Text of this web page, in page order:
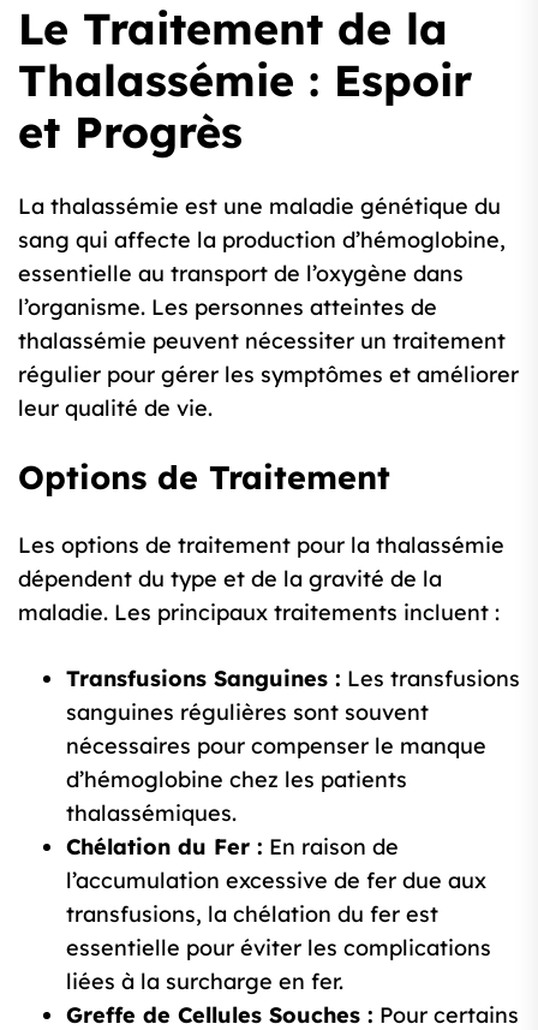
Le Traitement de la
Thalassémie : Espoir
et Progrès
La thalassémie est une maladie génétique du
sang qui affecte la production d’hémoglobine,
essentielle au transport de l’oxygène dans
l’organisme. Les personnes atteintes de
thalassémie peuvent nécessiter un traitement
régulier pour gérer les symptômes et améliorer
leur qualité de vie.
Options de Traitement
Les options de traitement pour la thalassémie
dépendent du type et de la gravité de la
maladie. Les principaux traitements incluent :
Transfusions Sanguines : Les transfusions
sanguines régulières sont souvent
nécessaires pour compenser le manque
d’hémoglobine chez les patients
thalassémiques.
Chélation du Fer : En raison de
l’accumulation excessive de fer due aux
transfusions, la chélation du fer est
essentielle pour éviter les complications
liées à la surcharge en fer.
Greffe de Cellules Souches : Pour certains